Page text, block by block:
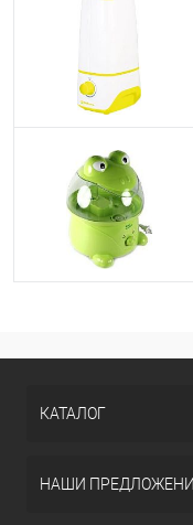
КАТАЛОГ
НАШИ